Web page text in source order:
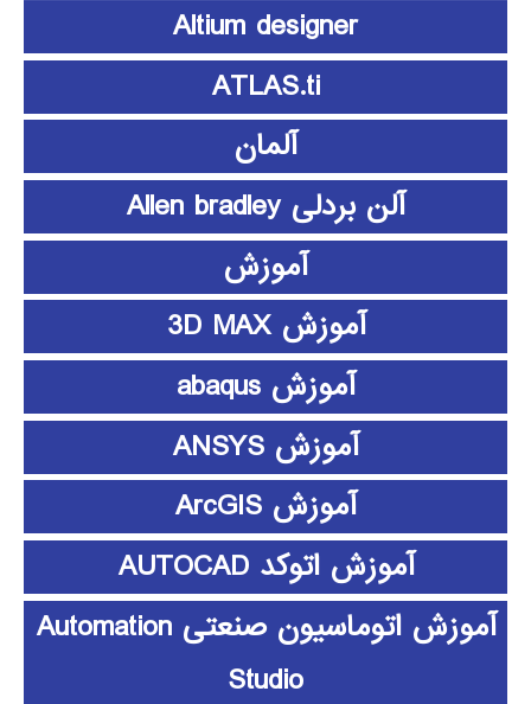
Altium designer
ATLAS.ti
آلمان
آلن بردلی Allen bradley
آموزش
آموزش 3D MAX
آموزش abaqus
آموزش ANSYS
آموزش ArcGIS
آموزش اتوکد AUTOCAD
آموزش اتوماسیون صنعتی Automation
Studio